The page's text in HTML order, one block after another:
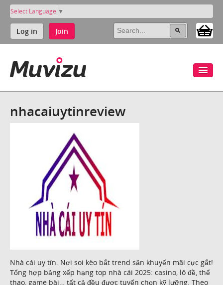
Select Language ▼
Log in Join
nhacaiuytinreview
Nhà cái uy tín. Nơi soi kèo bắt trend săn khuyến mãi cực gắt!
Tổng hợp bảng xếp hạng top nhà cái 2025: casino, lô đề, thể
thao, game bài… tất cả đều được tuyển chọn kỹ lưỡng. Theo